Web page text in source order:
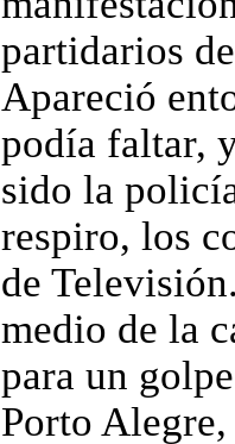
partidarios
Apareció
podía faltar,
sido la
respiro, los
de
medio de la
para un
Porto